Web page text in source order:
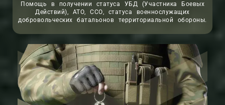
Помощь в получении статуса УБД (Участника Боевых
Действий), АТО, ССО, статуса военнослужащих
добровольческих батальонов территориальной обороны.